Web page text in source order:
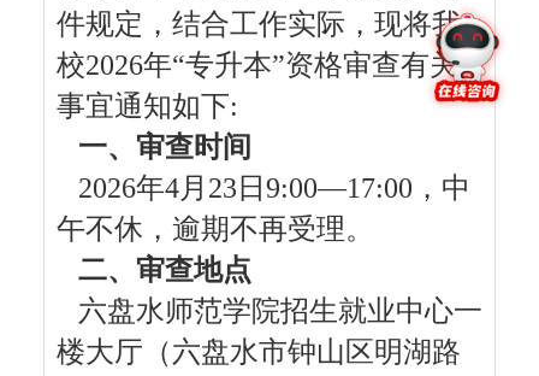
件规定，结合工作实际，现将我
校2026年“专升本”资格审查有关
事宜通知如下:
一、审查时间
2026年4月23日9:00—17:00，中
午不休，逾期不再受理。
二、审查地点
六盘水师范学院招生就业中心一
楼大厅（六盘水市钟山区明湖路